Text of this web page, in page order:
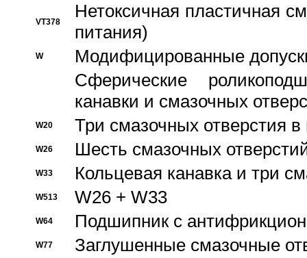
VT378
Нетоксичная пластичная
питания)
W
Модифицированные
Сферические
канавки и смазочных
W20 Три смазочных отверстия
W26 Шесть смазочных
W33 Кольцевая канавка и три
W513 W26 + W33
W64 Подшипник с
W77 Заглушенные смазочные